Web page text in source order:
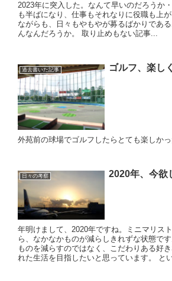
2023年に突入した。なんて早いのだろうか
も半ばになり、仕事もそれなりに役職も上
ながらも、日々もやもやが募るばかりであ
んなんだろうか。 取り止めもない記事...
過去書いた記事 ゴルフ、楽し
外苑前の球場でゴルフしたらとても楽しか
日々の考察 2020年、今欲
年明けまして、2020年ですね。ミニマリス
ら、なかなかものが減らしきれずな状態で
ものを減らすのではなく、こだわりある好
れた生活を目指したいと思っています。 と